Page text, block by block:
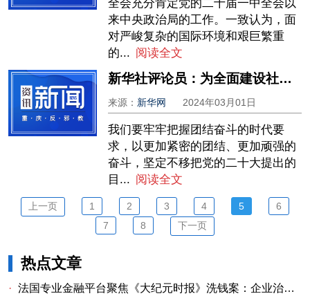
全会充分肯定党的二十届一中全会以
来中央政治局的工作。一致认为，面
对严峻复杂的国际环境和艰巨繁重
的... 阅读全文
新华社评论员：为全面建设社会主义现代化国家团结奋斗——十论学习贯彻党的二十大精神
来源： 新华网 2024年03月01日
我们要牢牢把握团结奋斗的时代要
求，以更加紧密的团结、更加顽强的
奋斗，坚定不移把党的二十大提出的
目... 阅读全文
上一页 1 2 3 4 5
6
7
8 下一页
热点文章
· 法国专业金融平台聚焦《大纪元时报》洗钱案：企业治理漏洞与监管警示